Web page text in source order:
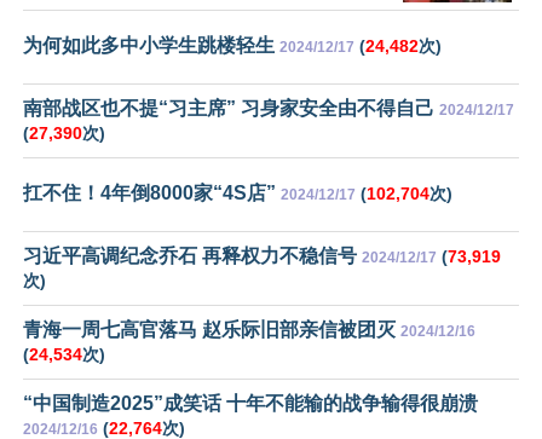
为何如此多中小学生跳楼轻生 2024/12/17 (24,482次)
南部战区也不提“习主席” 习身家安全由不得自己 2024/12/17
(27,390次)
扛不住！4年倒8000家“4S店” 2024/12/17 (102,704次)
习近平高调纪念乔石 再释权力不稳信号 2024/12/17 (73,919
次)
青海一周七高官落马 赵乐际旧部亲信被团灭 2024/12/16
(24,534次)
“中国制造2025”成笑话 十年不能输的战争输得很崩溃
2024/12/16 (22,764次)